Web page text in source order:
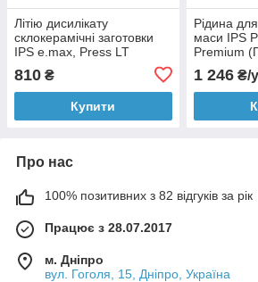
Літію дисилікату
склокерамічні заготовки
IPS e.max, Press LT
Ivoclar Vivadent
(Німеччина)
810 ₴
Купити
Рідина
маси IPS
Premium
1 246₴/
Про нас
100% позитивних з 82 відгуків за рік
Працює з 28.07.2017
м. Дніпро
вул. Гоголя, 15, Дніпро, Україна